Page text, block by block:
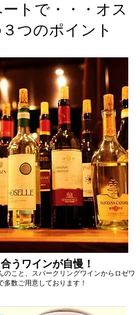
トで・・・オス
つのポイント
うワインが自慢！
のこと、スパークリングワインからロゼワ
多数ご用意しております！